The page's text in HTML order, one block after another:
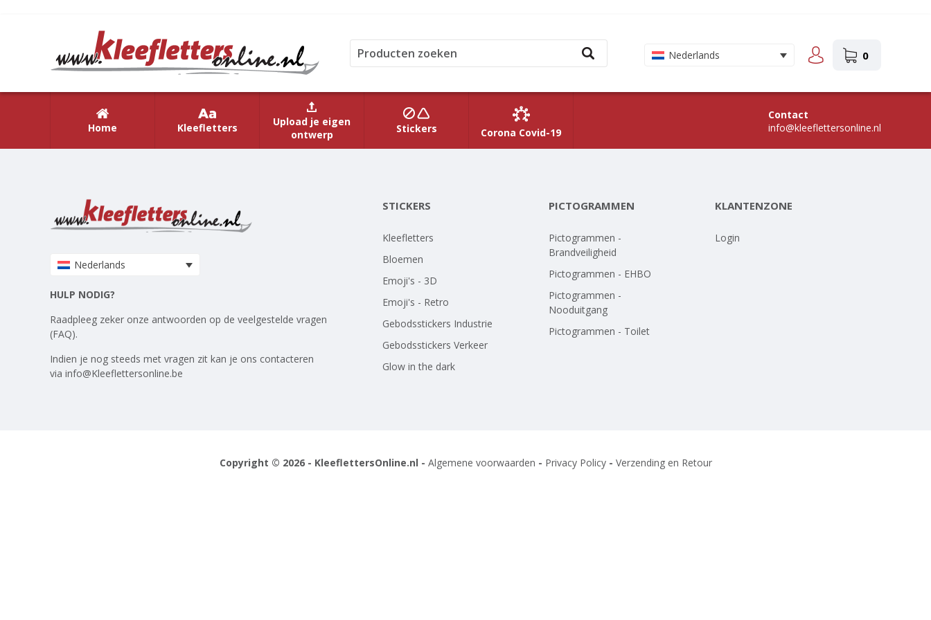
Nederlands 0
Home Kleefletters
Upload je eigen
ontwerp
Stickers Corona Covid-19
Contact
info@kleeflettersonline.nl
Nederlands
HULP NODIG?
Raadpleeg zeker onze antwoorden op de veelgestelde vragen
(FAQ).
Indien je nog steeds met vragen zit kan je ons contacteren
via info@Kleeflettersonline.be
STICKERS
Kleefletters
Bloemen
Emoji's - 3D
Emoji's - Retro
Gebodsstickers Industrie
Gebodsstickers Verkeer
Glow in the dark
PICTOGRAMMEN
Pictogrammen -
Brandveiligheid
Pictogrammen - EHBO
Pictogrammen -
Nooduitgang
Pictogrammen - Toilet
KLANTENZONE
Login
Copyright © 2026 - KleeflettersOnline.nl - Algemene voorwaarden - Privacy Policy- Verzending en Retour